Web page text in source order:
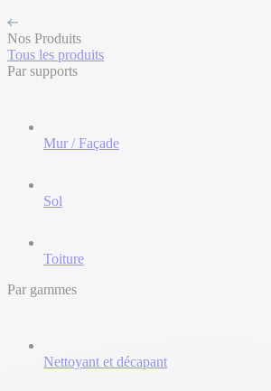
Nos Produits
Tous les produits
Par supports
Mur / Façade
Sol
Toiture
Par gammes
Nettoyant et décapant